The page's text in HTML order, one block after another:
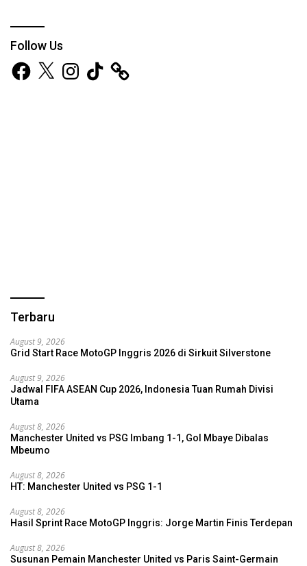
Follow Us
Facebook
X Instagram
TikTok
Terbaru
August 9, 2026
Grid Start Race MotoGP Inggris 2026 di Sirkuit Silverstone
August 9, 2026
Jadwal FIFA ASEAN Cup 2026, Indonesia Tuan Rumah Divisi
Utama
August 8, 2026
Manchester United vs PSG Imbang 1-1, Gol Mbaye Dibalas
Mbeumo
August 8, 2026
HT: Manchester United vs PSG 1-1
August 8, 2026
Hasil Sprint Race MotoGP Inggris: Jorge Martin Finis Terdepan
August 8, 2026
Susunan Pemain Manchester United vs Paris Saint-Germain